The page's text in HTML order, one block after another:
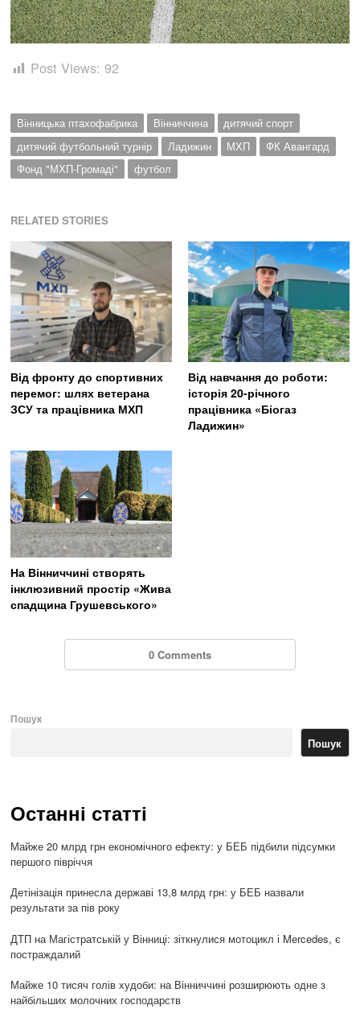
Post Views: 92
Вінницька птахофабрика Вінниччина
дитячий спорт
дитячий футбольний турнір
Ладижин МХП
ФК Авангард
Фонд "МХП-Громаді"
футбол
RELATED STORIES
Від фронту до спортивних
перемог: шлях ветерана
ЗСУ та працівника МХП
Від навчання до роботи:
історія 20-річного
працівника «Біогаз
Ладижин»
На Вінниччині створять
інклюзивний простір «Жива
спадщина Грушевського»
0 Comments
Пошук
Пошук
Останні статті
Майже 20 млрд грн економічного ефекту: у БЕБ підбили підсумки
першого півріччя
Детінізація принесла державі 13,8 млрд грн: у БЕБ назвали
результати за пів року
ДТП на Магістратській у Вінниці: зіткнулися мотоцикл і Mercedes, є
постраждалий
Майже 10 тисяч голів худоби: на Вінниччині розширюють одне з
найбільших молочних господарств